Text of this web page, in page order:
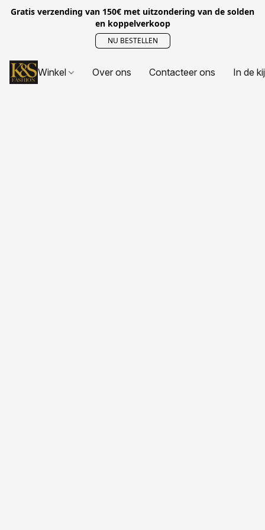
Gratis verzending van 150€ met uitzondering van de solden
en koppelverkoop
NU BESTELLEN
Winkel Over ons Contacteer ons In de